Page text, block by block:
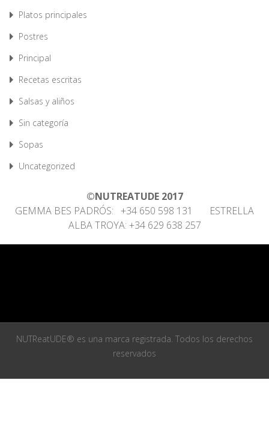
Platos principales
Postres
Principal
Recetas escritas
Salsas y aliños
Sin categoría
Sopas
Uncategorized
©NUTREATUDE 2017
GEMMA BES PADRÓS: +34 650 598 131 ESTRELLA
ALBA TROYA: +34 629 638 257
NUTReatUDE® es una marca registrada. Todos los derechos
reservados